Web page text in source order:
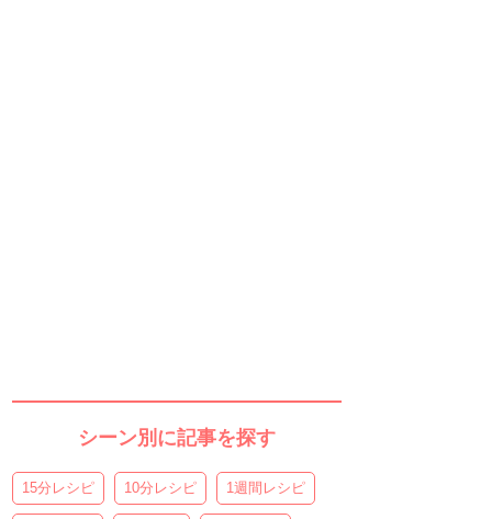
シーン別に記事を探す
15分レシピ 10分レシピ 1週間レシピ